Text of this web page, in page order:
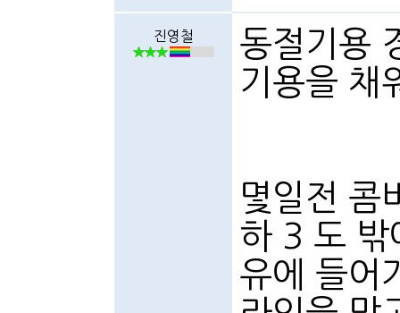
진영철
동절기용
기용을 채
몇일전 콤
하 3 도 밖
유에 들어